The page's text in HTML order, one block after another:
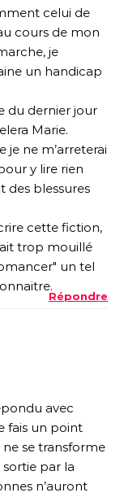
celui de
cours de mon
je
un handicap
du dernier jour
Marie.
ne m’arreterai
y lire rien
des blessures
cette fiction,
trop mouillé
un tel
Répondre
avec
fais un point
se transforme
sortie par la
n’auront